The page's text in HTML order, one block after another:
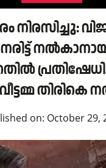
നിരസിച്ചു:
തിരികെ
on: October 29,